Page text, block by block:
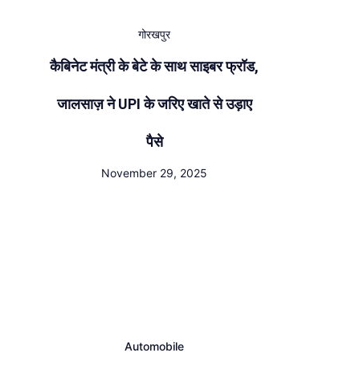
गोरखपुर
कैबिनेट मंत्री के बेटे के साथ साइबर फ्रॉड,
जालसाज़ ने UPI के जरिए खाते से उड़ाए
पैसे
November 29, 2025
Automobile